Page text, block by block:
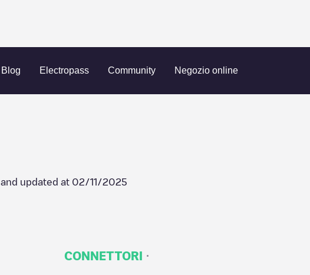
Blog Electropass Community Negozio online
LaFayette 1975 N Main St
and updated at 02/11/2025
CONNETTORI ·